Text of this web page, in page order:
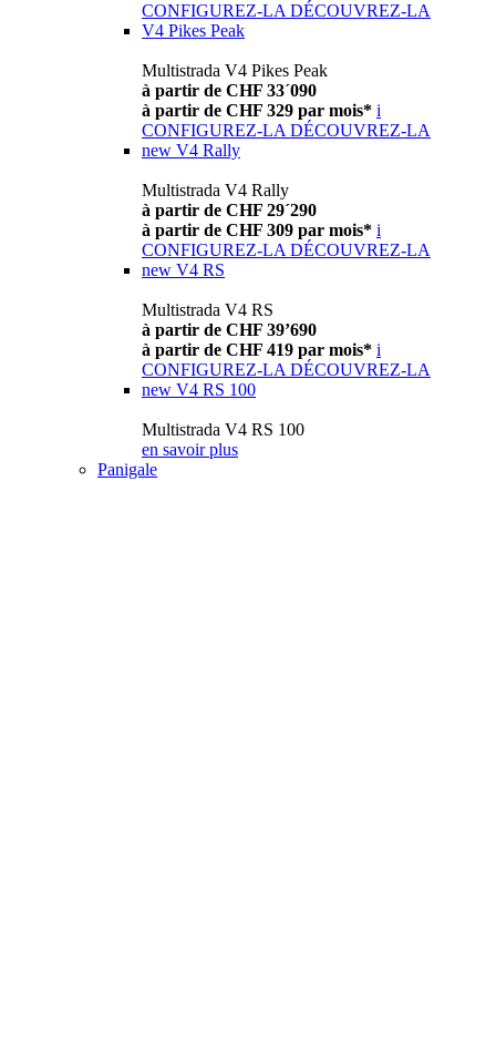
CONFIGUREZ-LA DÉCOUVREZ-LA
V4 Pikes Peak
Multistrada V4 Pikes Peak
à partir de CHF 33´090
à partir de CHF 329 par mois* i
CONFIGUREZ-LA DÉCOUVREZ-LA
new V4 Rally
Multistrada V4 Rally
à partir de CHF 29´290
à partir de CHF 309 par mois* i
CONFIGUREZ-LA DÉCOUVREZ-LA
new V4 RS
Multistrada V4 RS
à partir de CHF 39’690
à partir de CHF 419 par mois* i
CONFIGUREZ-LA DÉCOUVREZ-LA
new V4 RS 100
Multistrada V4 RS 100
en savoir plus
Panigale